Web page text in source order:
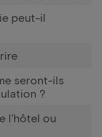
peut-il
seront-ils
?
l'hôtel ou